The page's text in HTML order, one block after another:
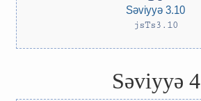
Səviyyə 3.10
jsTs3.10
Səviyyə 4